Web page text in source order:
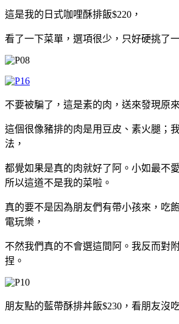
這是我的日式咖哩酥排飯$220，
看了一下菜單，選項很少，只好硬挑了
不要被騙了，這是素的肉，送來發現原
這個很像豬排的肉是用豆皮、素火腿；
法，
都覺如果是真的肉就好了阿。小如最不
所以這道不是我的菜啦。
真的要不是因為朋友們有帶小孩來， 吃
電玩樂，
不然我們真的不會選這間阿。我反而對
捏。
朋友點的藍帶酥排丼飯$230，看朋友沒